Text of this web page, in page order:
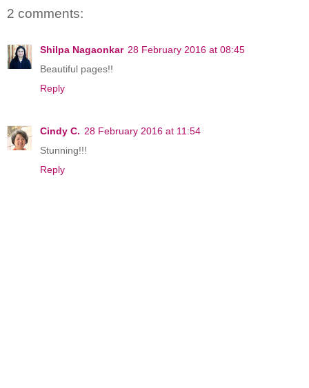
2 comments:
Shilpa Nagaonkar 28 February 2016 at 08:45
Beautiful pages!!
Reply
Cindy C. 28 February 2016 at 11:54
Stunning!!!
Reply